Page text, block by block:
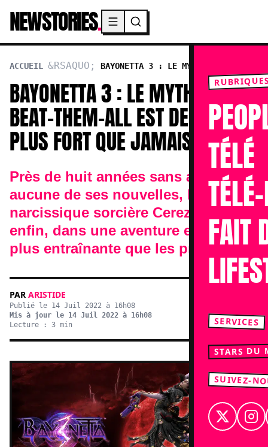
NEWSTORIES.
TÉLÉ
FAIT
SERVICES
STARS DU
SUIVEZ-
ACCUEIL
BAYONETTA 3 : LE MYTHIQUE BEAT-
THEM-ALL EST DE RETOUR, PLUS FORT QUE JAMAIS
BAYONETTA 3 : LE MYTHIQUE
BEAT-THEM-ALL EST DE RETOUR,
PLUS FORT QUE JAMAIS
Près de huit années sans avoir
aucune de ses nouvelles, la très
narcissique sorcière Cereza revient
enfin, dans une aventure encore
plus entraînante que les premières.
PAR ARISTIDE
Publié le 14 Juil 2022 à 16h08
Mis à jour le 14 Juil 2022 à 16h08
Lecture : 3 min